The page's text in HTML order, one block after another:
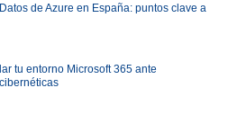
de Azure en España: puntos clave a
tu entorno Microsoft 365 ante